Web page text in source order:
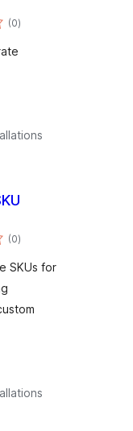
(0total
ratings
)
(0total
ratings
)
SKUs for